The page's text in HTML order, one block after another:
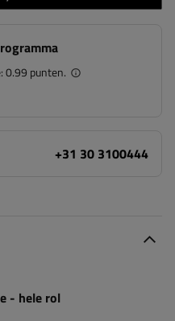
0.99 punten.
+31 30 3100444
- hele rol